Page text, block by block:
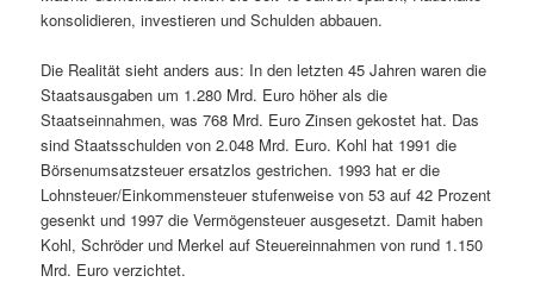
konsolidieren, investieren und Schulden abbauen.
Die Realität sieht anders aus: In den letzten 45 Jahren waren die
Staatsausgaben um 1.280 Mrd. Euro höher als die
Staatseinnahmen, was 768 Mrd. Euro Zinsen gekostet hat. Das
sind Staatsschulden von 2.048 Mrd. Euro. Kohl hat 1991 die
Börsenumsatzsteuer ersatzlos gestrichen. 1993 hat er die
Lohnsteuer/Einkommensteuer stufenweise von 53 auf 42 Prozent
gesenkt und 1997 die Vermögensteuer ausgesetzt. Damit haben
Kohl, Schröder und Merkel auf Steuereinnahmen von rund 1.150
Mrd. Euro verzichtet.